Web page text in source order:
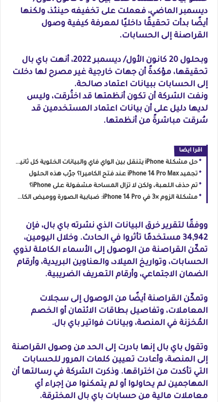
ديسمبر الماضي، فعملت على تخفيفه حينئذ، ولكنها
أيضًا بدأت تحقيقًا داخليًا لمعرفة كيفية وصول
القراصنة إلى الحسابات.
وبحلول 20 كانون الأول/ ديسمبر 2022، أنهت باي بال
تحقيقها، مؤكدةً أن جهات خارجية غير مصرح لها دخلت
إلى الحسابات ببيانات اعتماد صالحة.
ونفت الشركة أن تكون أنظمتها قد اختُرقت، وليس
لديها دليل على أن بيانات اعتماد المستخدمين قد
سُرقت مباشرةً من أنظمتها.
اقرا ايضا
حل مشكلة iPhone يتنقل بين الواي فاي والبيانات الخلوية كل ثانية : الأسباب والحلول الشاملة
تجميد iPhone 14 Pro Max عند فتح الكاميرا؟ جرّب هذه الحلول
تم حذف اللعبة، ولكن لا تزال المساحة مشغولة على iPhone؟
مشكلة الزوم ×3 في iPhone 14 Pro: ضبابية الصورة ووميض الكاميرا
ووفقًا لتقرير خرق البيانات الذي نشرته باي بال، فإن
34,942 مستخدمًا تأثروا في الحادث. وخلال اليومين،
تمكّن القراصنة من الوصول إلى الأسماء الكاملة لذوي
الحسابات، وتواريخ الميلاد، والعناوين البريدية، وأرقام
الضمان الاجتماعي، وأرقام التعريف الضريبية.
وتمكّن القراصنة أيضًا من الوصول إلى سجلات
المعاملات، وتفاصيل بطاقات الائتمان أو الخصم
المُخزنة في المنصة، وبيانات فواتير باي بال.
وتقول باي بال إنها بادرت إلى الحد من وصول القراصنة
إلى المنصة، وأعادت تعيين كلمات المرور للحسابات
التي تأكدت من اختراقها. وذكرت الشركة في رسالتها أن
المهاجمين لم يحاولوا أو لم يتمكنوا من إجراء أي
معاملات مالية من حسابات باي بال المخترقة.